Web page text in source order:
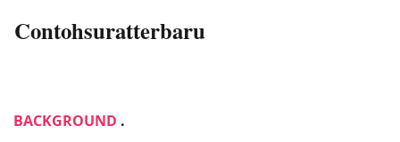
Contohsuratterbaru
BACKGROUND .